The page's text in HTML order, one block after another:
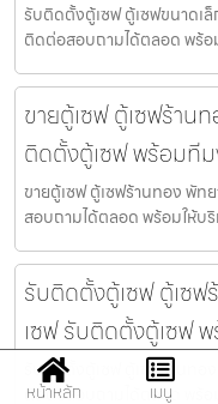
รับติดตั้งตู้เซฟ ตู้เซฟขนาดเ
ติดต่อสอบถามได้ตลอด พร้อ
ขายตู้เซฟ ตู้เซฟร้าน
ติดตั้งตู้เซฟ พร้อมที
ขายตู้เซฟ ตู้เซฟร้านทอง พัท
สอบถามได้ตลอด พร้อมให้บริ
รับติดตั้งตู้เซฟ ตู้เซ
เซฟ รับติดตั้งตู้เซฟ
รับติดตั้งตู้เซฟ ตู้เซฟร้านท
ติดต่อสอบถามได้ตลอด พร้
หน้าหลัก เมนู